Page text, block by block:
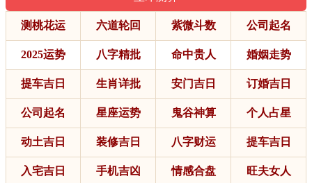
测桃花运 六道轮回 紫微斗数 公司起名
2025运势 八字精批 命中贵人 婚姻走势
提车吉日 生肖详批 安门吉日 订婚吉日
公司起名 星座运势 鬼谷神算 个人占星
动土吉日 装修吉日 八字财运 提车吉日
入宅吉日 手机吉凶 情感合盘 旺夫女人